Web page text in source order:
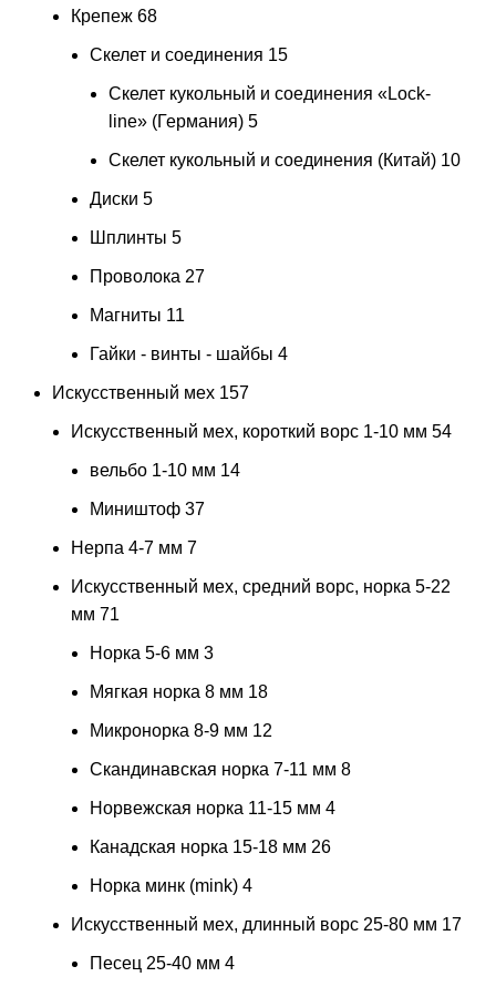
Крепеж 68
Скелет и соединения 15
Скелет кукольный и соединения «Lock-
line» (Германия) 5
Скелет кукольный и соединения (Китай) 10
Диски 5
Шплинты 5
Проволока 27
Магниты 11
Гайки - винты - шайбы 4
Искусственный мех 157
Искусственный мех, короткий ворс 1-10 мм 54
вельбо 1-10 мм 14
Миништоф 37
Нерпа 4-7 мм 7
Искусственный мех, средний ворс, норка 5-22
мм 71
Норка 5-6 мм 3
Мягкая норка 8 мм 18
Микронорка 8-9 мм 12
Скандинавская норка 7-11 мм 8
Норвежская норка 11-15 мм 4
Канадская норка 15-18 мм 26
Норка минк (mink) 4
Искусственный мех, длинный ворс 25-80 мм 17
Песец 25-40 мм 4